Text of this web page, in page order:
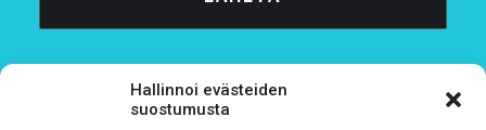
Hallinnoi evästeiden
suostumusta